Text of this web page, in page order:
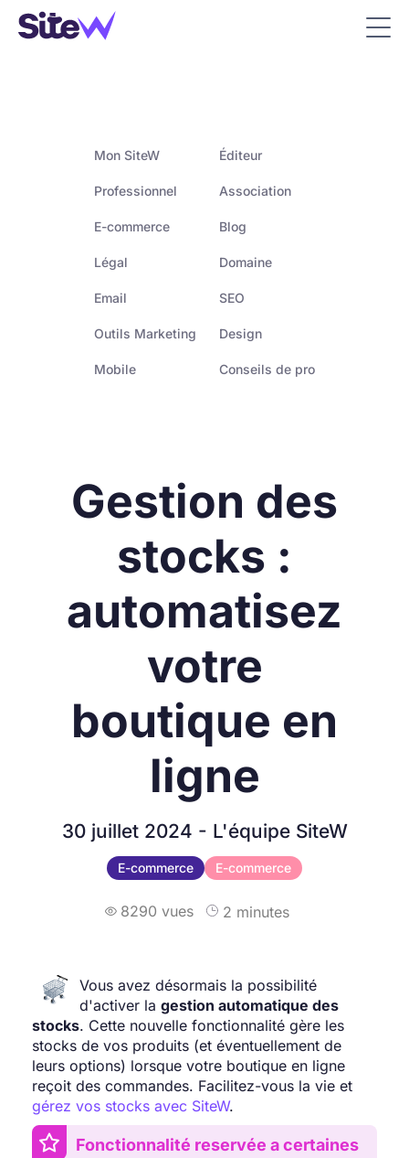
Mon SiteW Éditeur
Professionnel Association
E-commerce Blog
Légal Domaine
Email SEO
Outils Marketing Design
Mobile Conseils de pro
Gestion des
stocks :
automatisez
votre
boutique en
ligne
30 juillet 2024 - L'équipe SiteW
E-commerce E-commerce
 8290 vues 2 minutes
Vous avez désormais la possibilité
d'activer la gestion automatique des
stocks. Cette nouvelle fonctionnalité gère les
stocks de vos produits (et éventuellement de
leurs options) lorsque votre boutique en ligne
reçoit des commandes. Facilitez-vous la vie et
gérez vos stocks avec SiteW.
Fonctionnalité reservée a certaines